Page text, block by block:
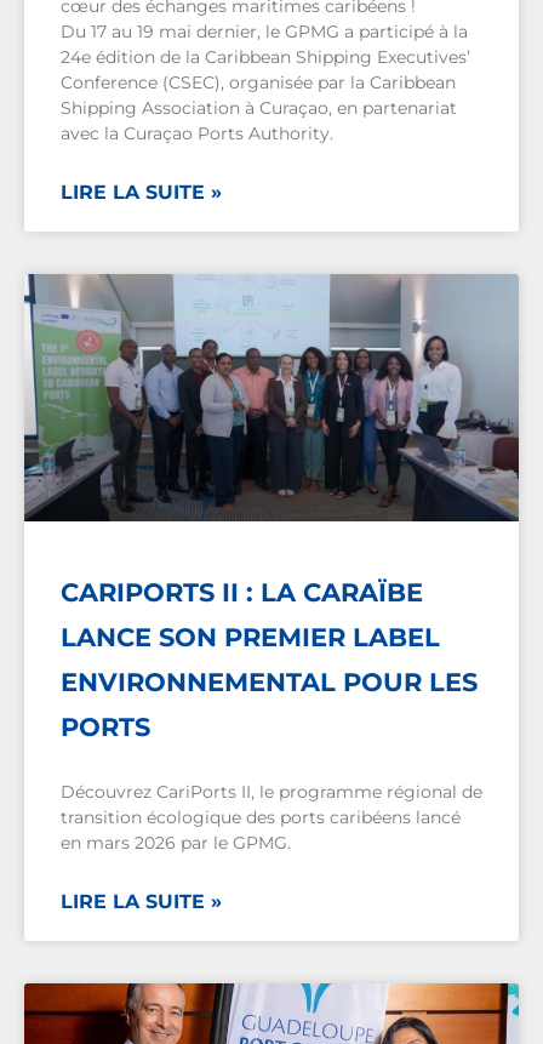
cœur des échanges maritimes caribéens !
Du 17 au 19 mai dernier, le GPMG a participé à la
24e édition de la Caribbean Shipping Executives’
Conference (CSEC), organisée par la Caribbean
Shipping Association à Curaçao, en partenariat
avec la Curaçao Ports Authority.
LIRE LA SUITE »
CARIPORTS II : LA CARAÏBE
LANCE SON PREMIER LABEL
ENVIRONNEMENTAL POUR LES
PORTS
Découvrez CariPorts II, le programme régional de
transition écologique des ports caribéens lancé
en mars 2026 par le GPMG.
LIRE LA SUITE »